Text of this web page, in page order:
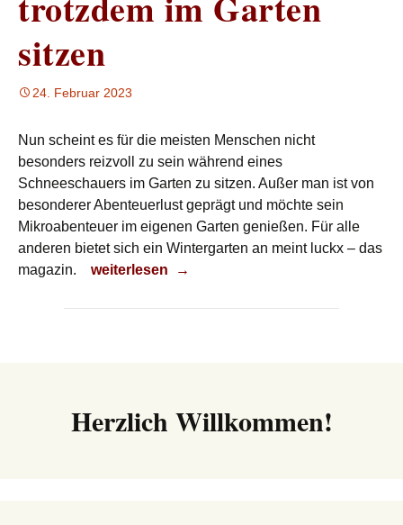
sitzen
24. Februar 2023
Nun scheint es für die meisten Menschen nicht
besonders reizvoll zu sein während eines
Schneeschauers im Garten zu sitzen. Außer man ist von
besonderer Abenteuerlust geprägt und möchte sein
Mikroabenteuer im eigenen Garten genießen. Für alle
anderen bietet sich ein Wintergarten an meint luckx – das
magazin.
Es schneit – und trotzdem im Garten sitzen
weiterlesen →
Herzlich Willkommen!